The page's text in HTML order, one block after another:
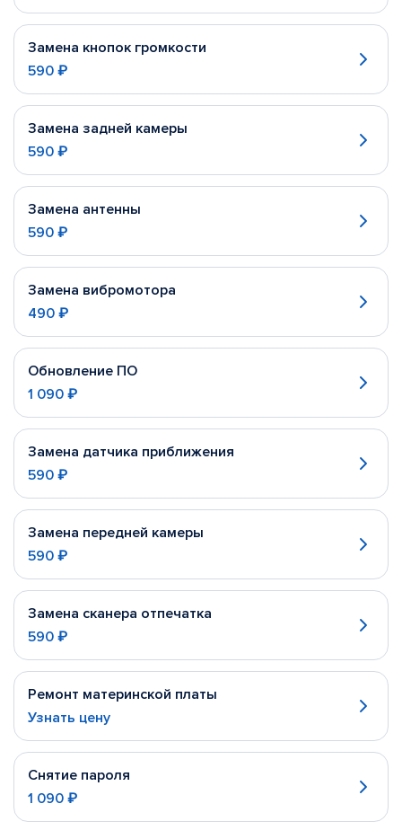
Замена кнопок громкости
590 ₽
Замена задней камеры
590 ₽
Замена антенны
590 ₽
Замена вибромотора
490 ₽
Обновление ПО
1 090 ₽
Замена датчика приближения
590 ₽
Замена передней камеры
590 ₽
Замена сканера отпечатка
590 ₽
Ремонт материнской платы
Узнать цену
Снятие пароля
1 090 ₽